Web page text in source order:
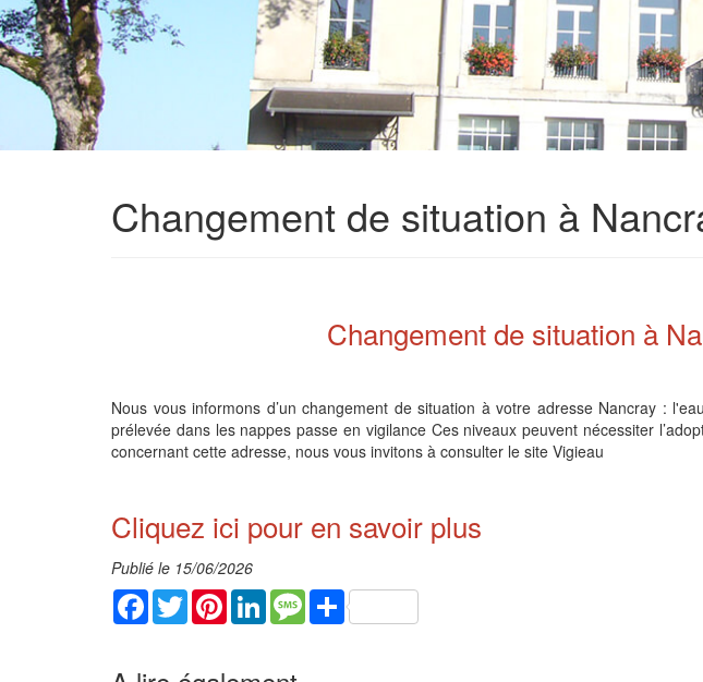
Changement de situation à
Changement de situation à
Nous vous informons d’un changement de situation à votre adresse Nancray :
prélevée dans les nappes passe en vigilance Ces niveaux peuvent nécessiter
concernant cette adresse, nous vous invitons à consulter le site Vigieau
Cliquez ici pour en savoir plus
Publié le 15/06/2026
Facebook
TwitterPinterestLinkedInMessageShare